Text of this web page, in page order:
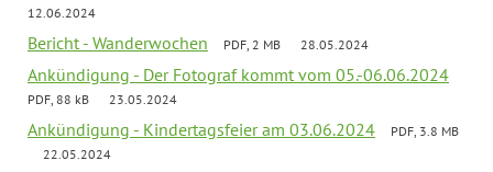
12.06.2024
Bericht - Wanderwochen PDF, 2 MB 28.05.2024
Ankündigung - Der Fotograf kommt vom 05.-06.06.2024
PDF, 88 kB 23.05.2024
Ankündigung - Kindertagsfeier am 03.06.2024
PDF, 3.8 MB
22.05.2024